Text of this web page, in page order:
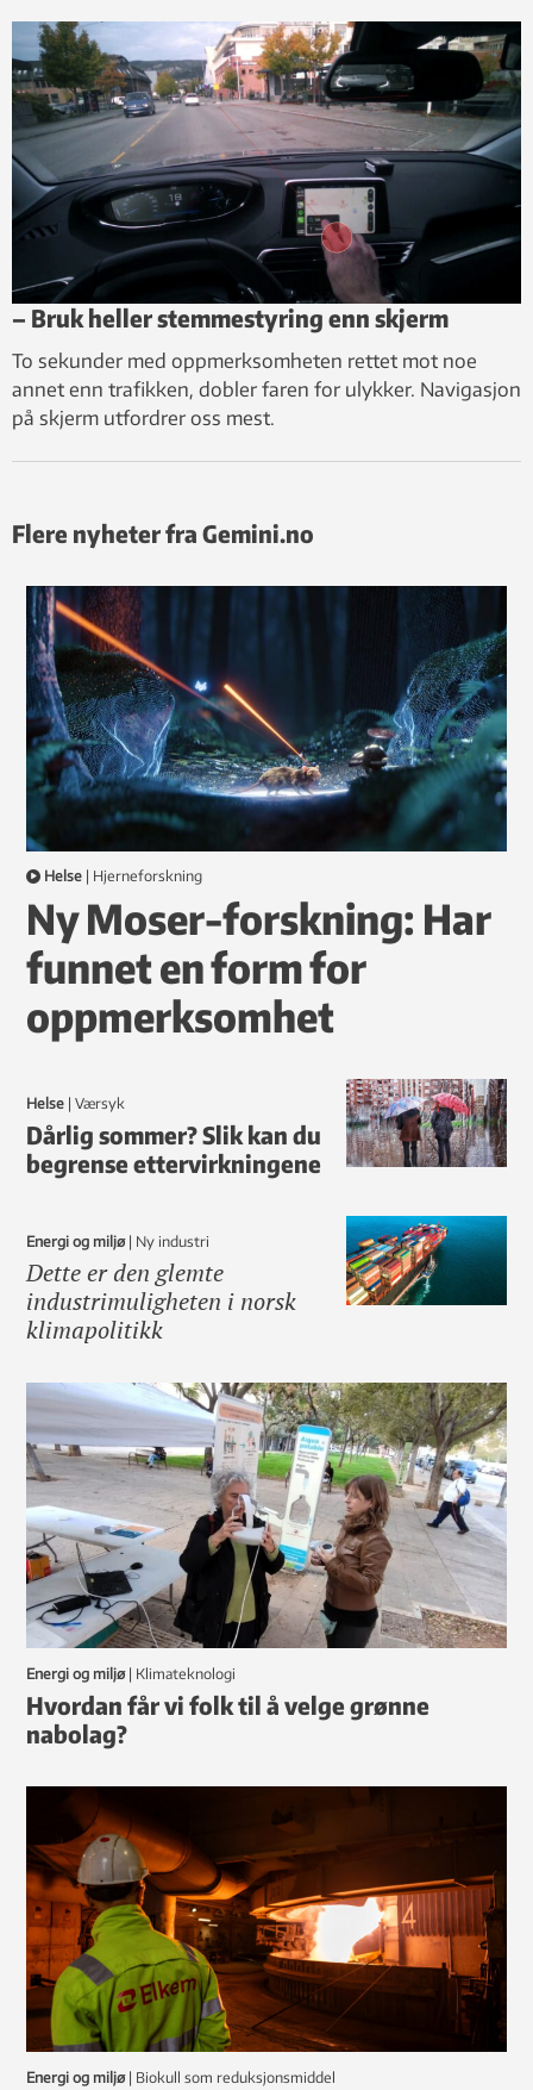
– Bruk heller stemmestyring enn skjerm
To sekunder med oppmerksomheten rettet mot noe
annet enn trafikken, dobler faren for ulykker. Navigasjon
på skjerm utfordrer oss mest.
Flere nyheter fra Gemini.no
Helse | hjerneforskning
Ny Moser-forskning: Har
funnet en form for
oppmerksomhet
Helse | Værsyk
Dårlig sommer? Slik kan du
begrense ettervirkningene
Energi og miljø | ny industri
Dette er den glemte
industrimuligheten i norsk
klimapolitikk
Energi og miljø | klimateknologi
Hvordan får vi folk til å velge grønne
nabolag?
Energi og miljø | Biokull som reduksjonsmiddel